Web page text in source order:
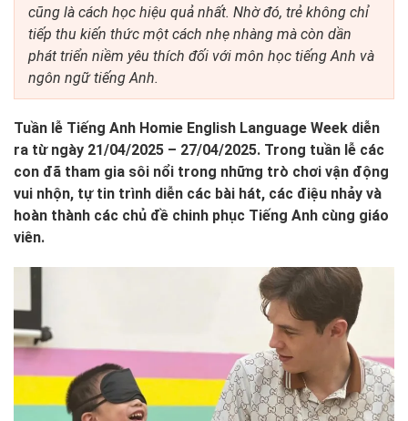
cũng là cách học hiệu quả nhất. Nhờ đó, trẻ không chỉ
tiếp thu kiến thức một cách nhẹ nhàng mà còn dần
phát triển niềm yêu thích đối với môn học tiếng Anh và
ngôn ngữ tiếng Anh.
Tuần lễ Tiếng Anh Homie English Language Week diễn
ra từ ngày 21/04/2025 – 27/04/2025. Trong tuần lễ các
con đã tham gia sôi nổi trong những trò chơi vận động
vui nhộn, tự tin trình diễn các bài hát, các điệu nhảy và
hoàn thành các chủ đề chinh phục Tiếng Anh cùng giáo
viên.